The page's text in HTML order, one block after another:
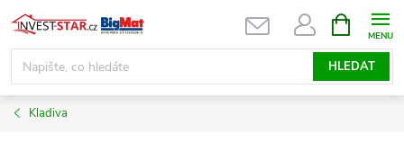
Přejít
na
obsah
HLEDAT
NÁKUPNÍ
KOŠÍK
Kladiva